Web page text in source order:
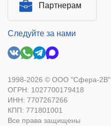
Партнерам
Следуйте за нами
1998-2026 © ООО "Сфера-2В"
ОГРН: 1027700179418
ИНН: 7707267266
КПП: 771801001
Все права защищены